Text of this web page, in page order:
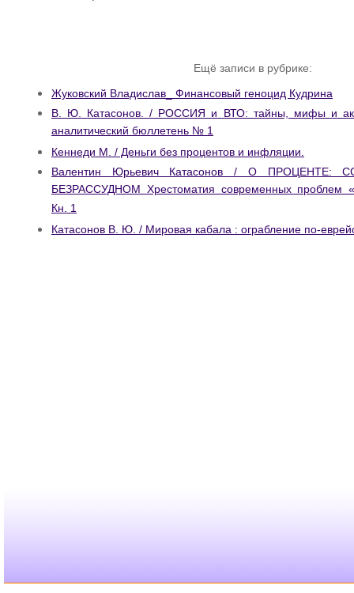
Ещё записи в рубрике:
Жуковский Владислав_ Финансовый геноцид Кудрина
В. Ю. Катасонов. / РОССИЯ и ВТО: тайны, мифы и
аналитический бюллетень № 1
Кеннеди М. / Деньги без процентов и инфляции.
Валентин Юрьевич Катасонов / О ПРОЦЕНТЕ:
БЕЗРАССУДНОМ Хрестоматия современных проблем
Кн. 1
Катасонов В. Ю. / Мировая кабала : ограбление по-